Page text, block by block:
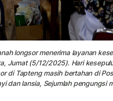
longsor menerima layanan
Jumat (5/12/2025). Hari
di Tapteng masih bertahan di
dan lansia, Sejumlah pengungsi